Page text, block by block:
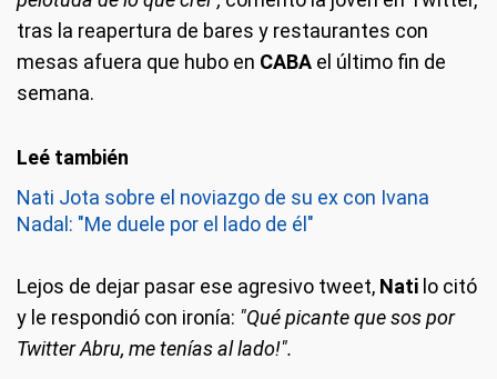
tras la reapertura de bares y restaurantes con
mesas afuera que hubo en CABA el último fin de
semana.
Nati Jota sobre el noviazgo de su ex con Ivana
Nadal: "Me duele por el lado de él"
Lejos de dejar pasar ese agresivo tweet, Nati lo citó
y le respondió con ironía: "Qué picante que sos por
Twitter Abru, me tenías al lado!".